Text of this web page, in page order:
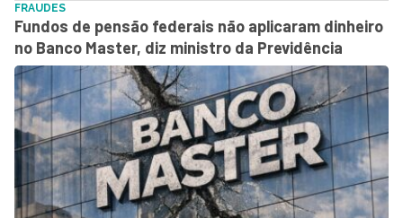
FRAUDES
Fundos de pensão federais não aplicaram dinheiro
no Banco Master, diz ministro da Previdência